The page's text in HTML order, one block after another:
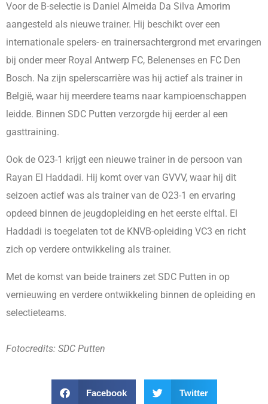
Voor de B-selectie is Daniel Almeida Da Silva Amorim
aangesteld als nieuwe trainer. Hij beschikt over een
internationale spelers- en trainersachtergrond met ervaringen
bij onder meer Royal Antwerp FC, Belenenses en FC Den
Bosch. Na zijn spelerscarrière was hij actief als trainer in
België, waar hij meerdere teams naar kampioenschappen
leidde. Binnen SDC Putten verzorgde hij eerder al een
gasttraining.
Ook de O23-1 krijgt een nieuwe trainer in de persoon van
Rayan El Haddadi. Hij komt over van GVVV, waar hij dit
seizoen actief was als trainer van de O23-1 en ervaring
opdeed binnen de jeugdopleiding en het eerste elftal. El
Haddadi is toegelaten tot de KNVB-opleiding VC3 en richt
zich op verdere ontwikkeling als trainer.
Met de komst van beide trainers zet SDC Putten in op
vernieuwing en verdere ontwikkeling binnen de opleiding en
selectieteams.
Fotocredits: SDC Putten
Facebook Twitter